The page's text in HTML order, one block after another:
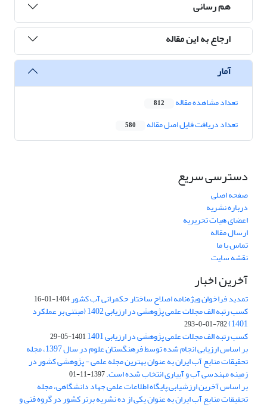
هم رسانی
ارجاع به این مقاله
آمار
تعداد مشاهده مقاله 812
تعداد دریافت فایل اصل مقاله 580
دسترسی سریع
صفحه اصلی
درباره نشریه
اعضای هیات تحریریه
ارسال مقاله
تماس با ما
نقشه سایت
آخرین اخبار
تمدید فراخوان ویژه‌نامه اصلاح ساختار حکمرانی آب کشور1404-01-16
کسب رتبه الف مجلات علمی پژوهشی در ارزیابی 1402 (مبتنی بر عملکرد
1401)
782-01-0-293
کسب رتبه الف مجلات علمی پژوهشی در ارزیابی 1401 1401-05-29
بر اساس ارزیابی انجام شده توسط فرهنگستان علوم در سال 1397، مجله
تحقیقات منابع آب ایران به عنوان بهترین مجله علمی - پژوهشی کشور در
زمینه مهندسی آب و آبیاری انتخاب شده است.1397-11-01
بر اساس آخرین ارزشیابی پایگاه اطلاعات علمی جهاد دانشگاهی، مجله
تحقیقات منابع آب ایران به عنوان یکی از ده نشریه برتر کشور در گروه فنی و